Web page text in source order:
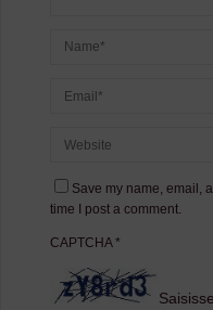
Save my name, email,
time I post a comment.
CAPTCHA*